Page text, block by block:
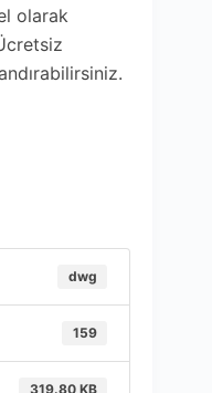
olarak
dwg
159
319.80 KB